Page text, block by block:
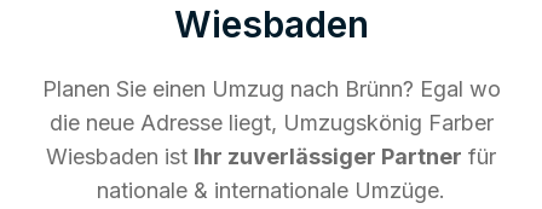
Wiesbaden
Planen Sie einen Umzug nach Brünn? Egal wo
die neue Adresse liegt, Umzugskönig Farber
Wiesbaden ist Ihr zuverlässiger Partner für
nationale & internationale Umzüge.